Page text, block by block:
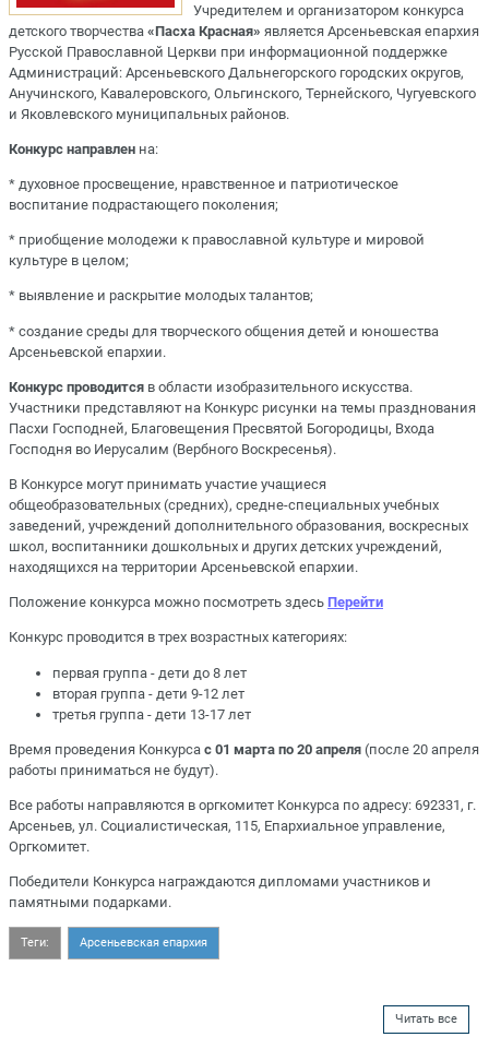
Учредителем и организатором конкурса
детского творчества «Пасха Красная» является Арсеньевская епархия
Русской Православной Церкви при информационной поддержке
Администраций: Арсеньевского Дальнегорского городских округов,
Анучинского, Кавалеровского, Ольгинского, Тернейского, Чугуевского
и Яковлевского муниципальных районов.
Конкурс направлен на:
* духовное просвещение, нравственное и патриотическое
воспитание подрастающего поколения;
* приобщение молодежи к православной культуре и мировой
культуре в целом;
* выявление и раскрытие молодых талантов;
* создание среды для творческого общения детей и юношества
Арсеньевской епархии.
Конкурс проводится в области изобразительного искусства.
Участники представляют на Конкурс рисунки на темы празднования
Пасхи Господней, Благовещения Пресвятой Богородицы, Входа
Господня во Иерусалим (Вербного Воскресенья).
В Конкурсе могут принимать участие учащиеся
общеобразовательных (средних), средне-специальных учебных
заведений, учреждений дополнительного образования, воскресных
школ, воспитанники дошкольных и других детских учреждений,
находящихся на территории Арсеньевской епархии.
Положение конкурса можно посмотреть здесь Перейти
Конкурс проводится в трех возрастных категориях:
первая группа ‑ дети до 8 лет
вторая группа ‑ дети 9-12 лет
третья группа ‑ дети 13-17 лет
Время проведения Конкурса с 01 марта по 20 апреля (после 20 апреля
работы приниматься не будут).
Все работы направляются в оргкомитет Конкурса по адресу: 692331, г.
Арсеньев, ул. Социалистическая, 115, Епархиальное управление,
Оргкомитет.
Победители Конкурса награждаются дипломами участников и
памятными подарками.
Теги: Арсеньевская епархия
Читать все